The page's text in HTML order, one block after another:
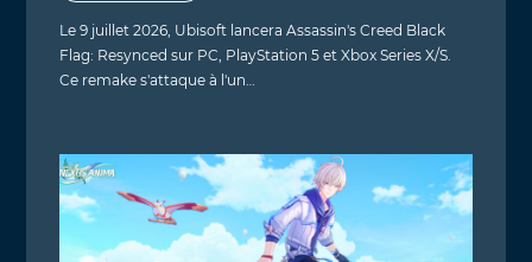
Le 9 juillet 2026, Ubisoft lancera Assassin's Creed Black
Flag: Resynced sur PC, PlayStation 5 et Xbox Series X/S.
Ce remake s'attaque à l'un…